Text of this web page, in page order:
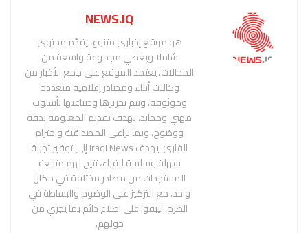
NEWS.IQ
هو موقع إخباري متنوع، يقدّم محتوى
شاملا ويغطي مجموعة واسعة من
المجالات. يعتمد الموقع على جمع الأخبار من
وكالات أنباء ومصادر إعلامية متعددة
وموثوقة، ويتم تحريرها وصياغتها بأسلوب
مهني ومحايد، بهدف تقديم المعلومة بدقة
ووضوح، وبما يراعي المصداقية واحترام
القارئ. يهدف Iraqi News إلى توفير تجربة
سهلة وسلسة للقراء، تتيح لهم متابعة
المستجدات من مصادر مختلفة في مكان
واحد، مع التركيز على الوضوح والبساطة في
الطرح، ليبقوا على اطلاع دائم بما يجري من
حولهم.